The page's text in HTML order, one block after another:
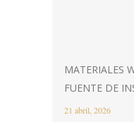
MATERIALES
FUENTE DE
21 abril, 2026